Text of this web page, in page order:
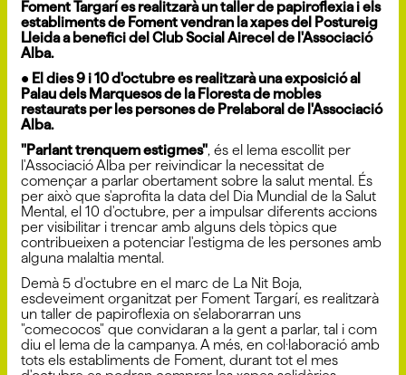
Foment Targarí es realitzarà un taller de papiroflexia i els
establiments de Foment vendran la xapes del Postureig
Lleida a benefici del Club Social Airecel de l'Associació
Alba.
• El dies 9 i 10 d'octubre es realitzarà una exposició al
Palau dels Marquesos de la Floresta de mobles
restaurats per les persones de Prelaboral de l'Associació
Alba.
"Parlant trenquem estigmes", és el lema escollit per
l'Associació Alba per reivindicar la necessitat de
començar a parlar obertament sobre la salut mental. És
per això que s'aprofita la data del Dia Mundial de la Salut
Mental, el 10 d'octubre, per a impulsar diferents accions
per visibilitar i trencar amb alguns dels tòpics que
contribueixen a potenciar l'estigma de les persones amb
alguna malaltia mental.
Demà 5 d'octubre en el marc de La Nit Boja,
esdeveiment organitzat per Foment Targarí, es realitzarà
un taller de papiroflexia on s'elaborarran uns
"comecocos" que convidaran a la gent a parlar, tal i com
diu el lema de la campanya. A més, en col·laboració amb
tots els establiments de Foment, durant tot el mes